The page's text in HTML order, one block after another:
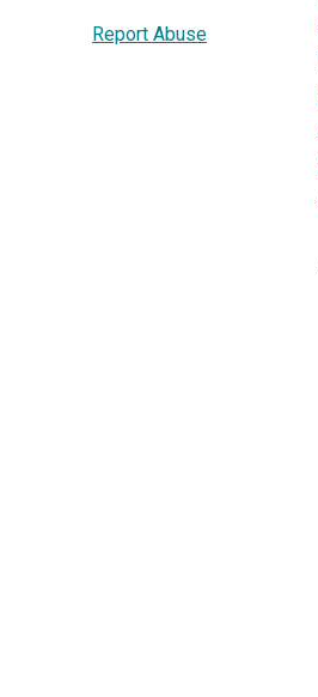
Report Abuse